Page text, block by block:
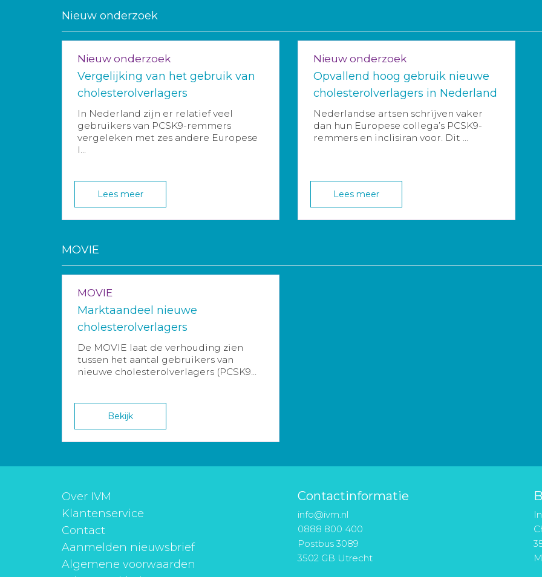
Nieuw onderzoek
Nieuw onderzoek
Vergelijking van het gebruik van
cholesterolverlagers
In Nederland zijn er relatief veel
gebruikers van PCSK9-remmers
vergeleken met zes andere Europese
l...
Lees meer
Nieuw onderzoek
Opvallend hoog gebruik nieuwe
cholesterolverlagers in Nederland
Nederlandse artsen schrijven vaker
dan hun Europese collega’s PCSK9-
remmers en inclisiran voor. Dit ...
Lees meer
MOVIE
MOVIE
Marktaandeel nieuwe
cholesterolverlagers
De MOVIE laat de verhouding zien
tussen het aantal gebruikers van
nieuwe cholesterolverlagers (PCSK9...
Bekijk
Over IVM
Klantenservice
Contact
Aanmelden nieuwsbrief
Algemene voorwaarden
Contactinformatie
info@ivm.nl
0888 800 400
Postbus 3089
3502 GB Utrecht